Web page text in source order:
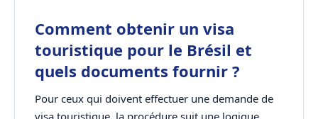
Comment obtenir un visa
touristique pour le Brésil et
quels documents fournir ?
Pour ceux qui doivent effectuer une demande de
visa touristique, la procédure suit une logique